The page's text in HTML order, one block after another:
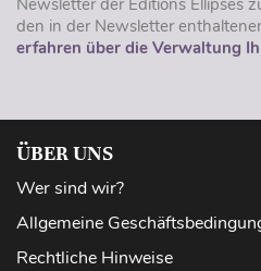
den in der Newsletter
erfahren über die Verwaltung
ÜBER UNS
Wer sind wir?
Allgemeine
Rechtliche Hinweise